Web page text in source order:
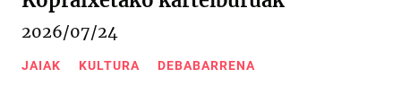
2026/07/24
JAIAK KULTURA DEBABARRENA